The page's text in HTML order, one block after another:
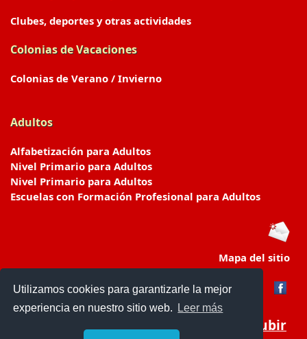
Utilizamos cookies para garantizarle la mejor
experiencia en nuestro sitio web.
Leer más
Clubes, deportes y otras actividades
Colonias de Vacaciones
Colonias de Verano / Invierno
Adultos
Alfabetización para Adultos
Nivel Primario para Adultos
Nivel Primario para Adultos
Escuelas con Formación Profesional para Adultos
Mapa del sitio
Subir